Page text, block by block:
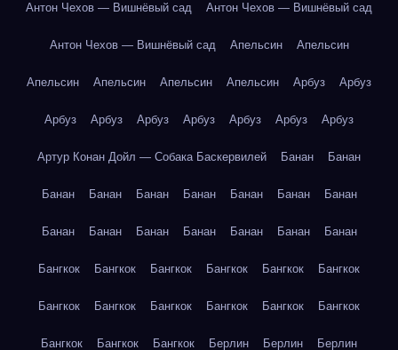
Антон Чехов — Вишнёвый сад Антон Чехов — Вишнёвый сад
Антон Чехов — Вишнёвый сад Апельсин Апельсин
Апельсин Апельсин Апельсин Апельсин Арбуз Арбуз
Арбуз Арбуз Арбуз Арбуз Арбуз Арбуз Арбуз
Артур Конан Дойл — Собака Баскервилей Банан Банан
Банан Банан Банан Банан Банан Банан Банан
Банан Банан Банан Банан Банан Банан Банан
Бангкок Бангкок Бангкок Бангкок Бангкок Бангкок
Бангкок Бангкок Бангкок Бангкок Бангкок Бангкок
Бангкок Бангкок Бангкок Берлин Берлин Берлин